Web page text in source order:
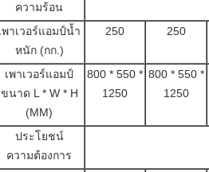
ความร้อน
พาเวอร์แอมป์น้ำ
หนัก (กก.)
250 250
เพาเวอร์แอมป์
ขนาด L * W * H
(MM)
800 * 550 *
1250
800 * 550 *
1250
ประโยชน์
ความต้องการ